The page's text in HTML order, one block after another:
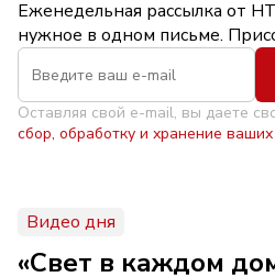
Еженедельная рассылка от
нужное в одном письме.
Оставляя свой e-mail, вы даете
сбор, обработку и хранение
Видео дня
«Свет в каждом